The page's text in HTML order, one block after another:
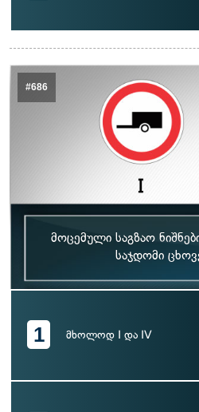
#686
მოცემული საგზაო
საჯდომი
1 მხოლოდ I და IV